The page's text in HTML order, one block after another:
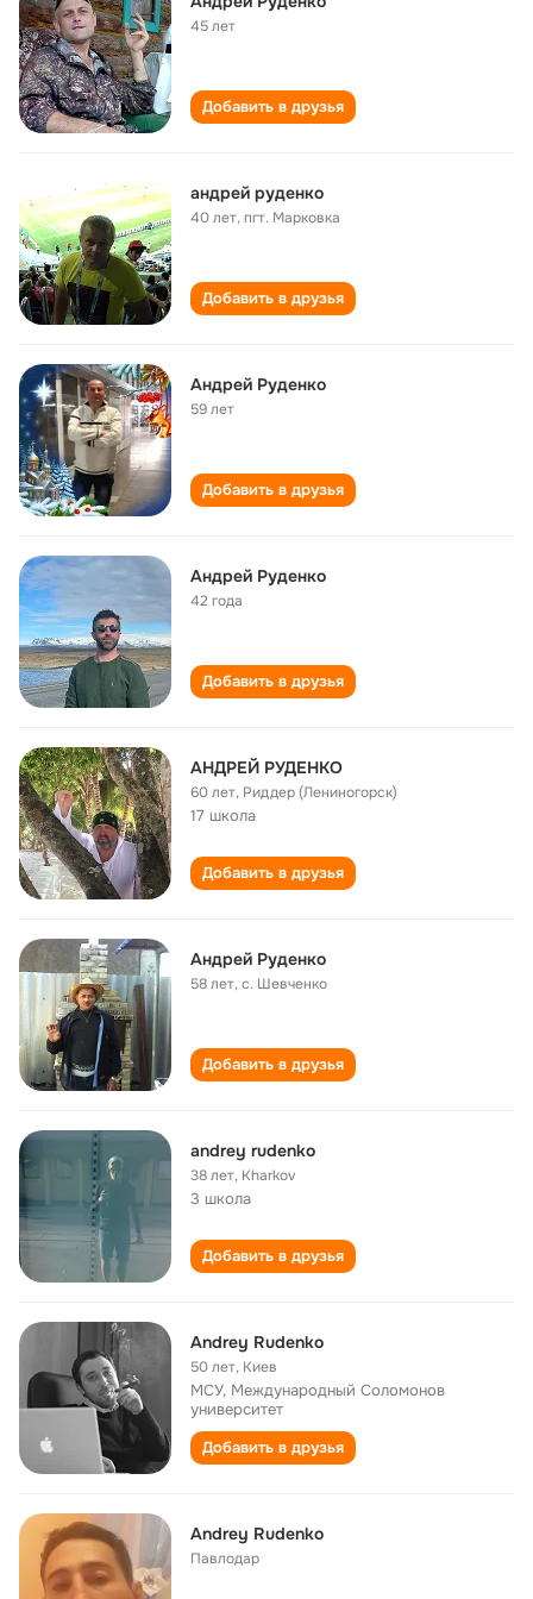
45 лет
Добавить в друзья
андрей руденко
40 лет,пгт. Марковка
Добавить в друзья
Андрей Руденко
59 лет
Добавить в друзья
Андрей Руденко
42 года
Добавить в друзья
АНДРЕЙ РУДЕНКО
60 лет, Риддер (Лениногорск)
17 школа
Добавить в друзья
Андрей Руденко
58 лет,с. Шевченко
Добавить в друзья
andrey rudenko
38 лет, Kharkov
3 школа
Добавить в друзья
Andrey Rudenko
50 лет, Киев
МСУ, Международный Соломонов
университет
Добавить в друзья
Andrey Rudenko
Павлодар